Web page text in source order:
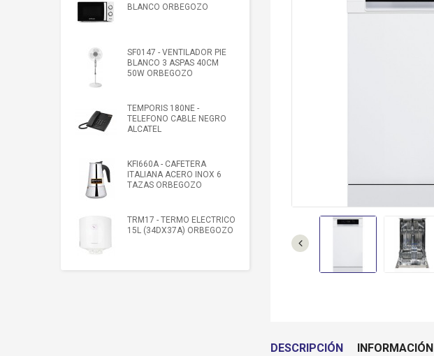
BLANCO ORBEGOZO
SF0147 - VENTILADOR PIE
BLANCO 3 ASPAS 40CM
50W ORBEGOZO
TEMPORIS 180NE -
TELEFONO CABLE NEGRO
ALCATEL
KFI660A - CAFETERA
ITALIANA ACERO INOX 6
TAZAS ORBEGOZO
TRM17 - TERMO ELECTRICO
15L (34DX37A) ORBEGOZO
30L (34DX58A) ORBEGOZO
(42,7DX47,5A) SUNFEEL
DO4230IN - PLACA VITRO
2F ANALOGICA SUNFEEL
DESCRIPCIÓN INFORMACIÓN